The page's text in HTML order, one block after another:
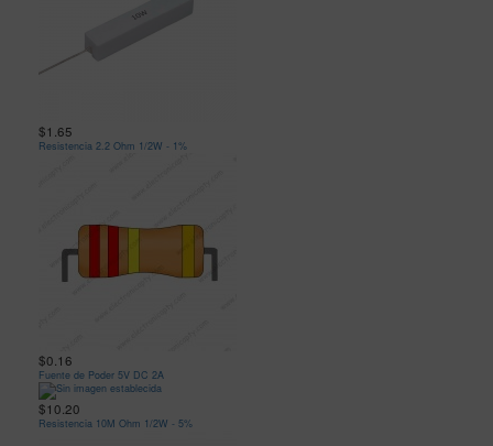
$1.65
Resistencia 2.2 Ohm 1/2W - 1%
$0.16
Fuente de Poder 5V DC 2A
$10.20
Resistencia 10M Ohm 1/2W - 5%